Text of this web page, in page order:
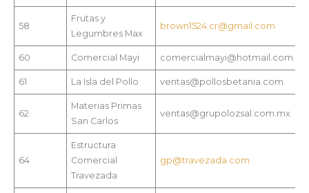
58
Frutas y
Legumbres Max
brown1524.cr@gmail.com
60 Comercial Mayi comercialmayi@hotmail.com
61 La Isla del Pollo ventas@pollosbetania.com
62
Materias Primas
San Carlos
ventas@grupolozsal.com.mx
64
Estructura
Comercial
Travezada
gp@travezada.com